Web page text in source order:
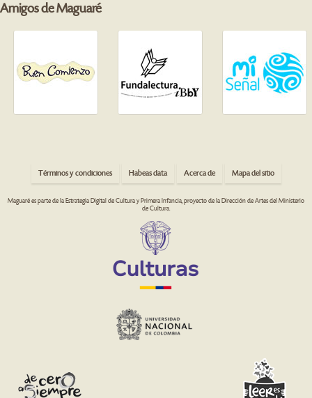
Amigos de Maguaré
Términos y condiciones Habeas data Acerca de Mapa del sitio
Maguaré es parte de la Estrategia Digital de Cultura y Primera Infancia, proyecto de la Dirección de Artes del Ministerio
de Cultura.